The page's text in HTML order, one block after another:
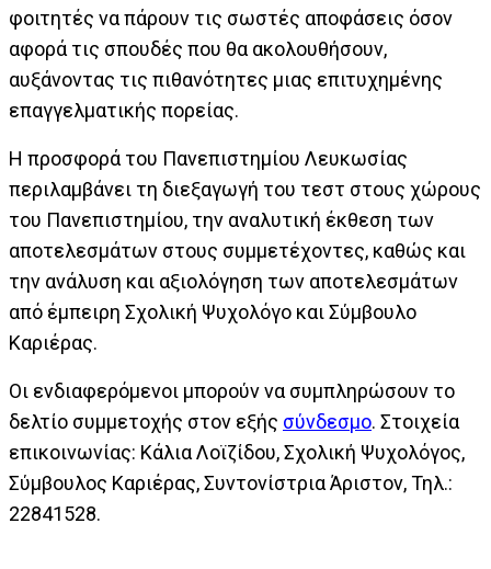
φοιτητές να πάρουν τις σωστές αποφάσεις όσον
αφορά τις σπουδές που θα ακολουθήσουν,
αυξάνοντας τις πιθανότητες μιας επιτυχημένης
επαγγελματικής πορείας.
Η προσφορά του Πανεπιστημίου Λευκωσίας
περιλαμβάνει τη διεξαγωγή του τεστ στους χώρους
του Πανεπιστημίου, την αναλυτική έκθεση των
αποτελεσμάτων στους συμμετέχοντες, καθώς και
την ανάλυση και αξιολόγηση των αποτελεσμάτων
από έμπειρη Σχολική Ψυχολόγο και Σύμβουλο
Καριέρας.
Οι ενδιαφερόμενοι μπορούν να συμπληρώσουν το
δελτίο συμμετοχής στον εξής σύνδεσμο. Στοιχεία
επικοινωνίας: Κάλια Λοϊζίδου, Σχολική Ψυχολόγος,
Σύμβουλος Καριέρας, Συντονίστρια Άριστον, Τηλ.:
22841528.